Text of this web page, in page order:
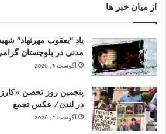
از میان خبر ها
یاد “یعقوب مهرنهاد”
مدنی در بلوچستان
آگوست 3, 2026
پنجمین روز تحصن
در لندن/ عکس تجمع
آگوست 2, 2026